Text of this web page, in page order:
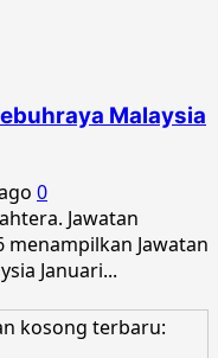
Malaysia
0
Jawatan
menampilkan Jawatan
Januari...
kosong terbaru: